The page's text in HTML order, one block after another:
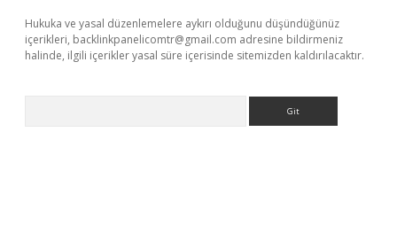
Hukuka ve yasal düzenlemelere aykırı olduğunu düşündüğünüz
içerikleri, backlinkpanelicomtr@gmail.com adresine bildirmeniz
halinde, ilgili içerikler yasal süre içerisinde sitemizden kaldırılacaktır.